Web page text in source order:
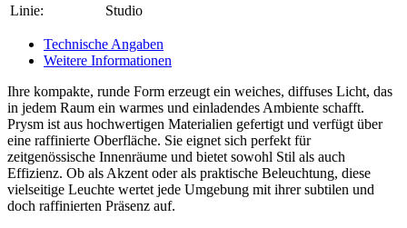
Linie:
Studio
Technische Angaben
Weitere Informationen
Ihre kompakte, runde Form erzeugt ein weiches, diffuses Licht, das
in jedem Raum ein warmes und einladendes Ambiente schafft.
Prysm ist aus hochwertigen Materialien gefertigt und verfügt über
eine raffinierte Oberfläche. Sie eignet sich perfekt für
zeitgenössische Innenräume und bietet sowohl Stil als auch
Effizienz. Ob als Akzent oder als praktische Beleuchtung, diese
vielseitige Leuchte wertet jede Umgebung mit ihrer subtilen und
doch raffinierten Präsenz auf.